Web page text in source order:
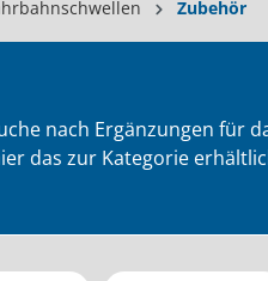
Zubehör
nach Ergänzungen für
das zur Kategorie